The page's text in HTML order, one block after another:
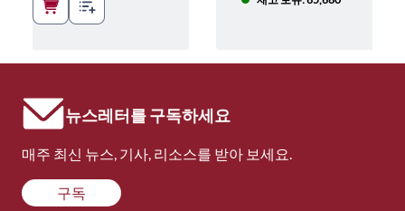
뉴스레터를 구독하세요
매주 최신 뉴스, 기사, 리소스를 받아 보세요.
구독